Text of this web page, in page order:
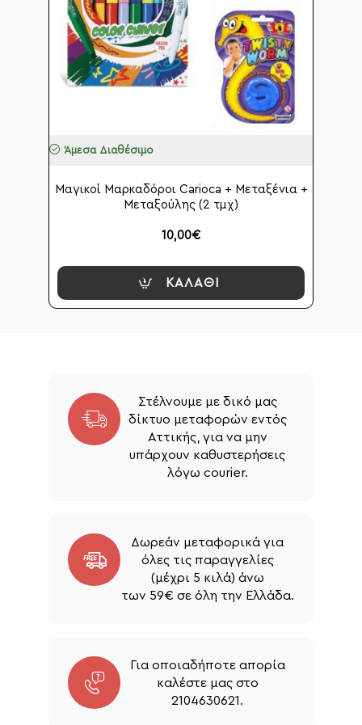
Άμεσα Διαθέσιμο
Μαγικοί Μαρκαδόροι Carioca + Μεταξένια +
Μεταξούλης (2 τμχ)
10,00€
ΚΑΛΆΘΙ
Στέλνουμε με δικό μας
δίκτυο μεταφορών εντός
Αττικής, για να μην
υπάρχουν καθυστερήσεις
λόγω courier.
Δωρεάν μεταφορικά για
όλες τις παραγγελίες
(μέχρι 5 κιλά) άνω
των 59€ σε όλη την Ελλάδα.
Για οποιαδήποτε απορία
καλέστε μας στο
2104630621.